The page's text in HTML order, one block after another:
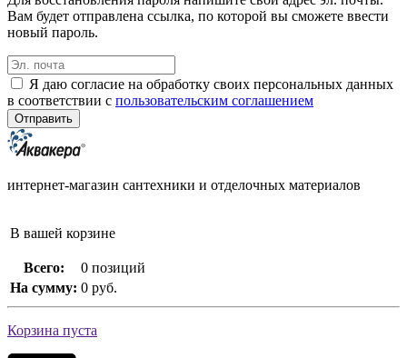
Вам будет отправлена ссылка, по которой вы сможете ввести
новый пароль.
Я даю согласие на обработку своих персональных данных
в соответствии с пользовательским соглашением
интернет-магазин сантехники и отделочных материалов
В вашей корзине
Всего:
0 позиций
На сумму: 0 руб.
Корзина пуста